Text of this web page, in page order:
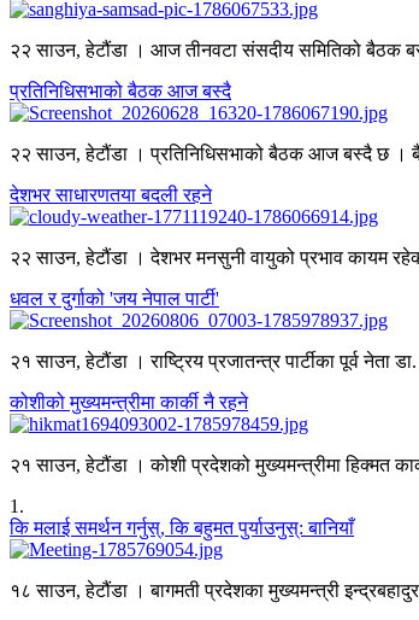
२२ साउन, हेटौंडा । आज तीनवटा संसदीय समितिको बैठक
प्रतिनिधिसभाको बैठक आज बस्दै
२२ साउन, हेटौंडा । प्रतिनिधिसभाको बैठक आज बस्दै छ ।
देशभर साधारणतया बदली रहने
२२ साउन, हेटौंडा । देशभर मनसुनी वायुको प्रभाव कायम
धवल र दुर्गाको 'जय नेपाल पार्टी'
२१ साउन, हेटौंडा । राष्ट्रिय प्रजातन्त्र पार्टीका पूर्व नेता
कोशीको मुख्यमन्त्रीमा कार्की नै रहने
२१ साउन, हेटौंडा । कोशी प्रदेशको मुख्यमन्त्रीमा हिक्मत
1 .
कि मलाई समर्थन गर्नुस्, कि बहुमत पुर्याउनुस्: बानियाँ
१८ साउन, हेटौंडा । बागमती प्रदेशका मुख्यमन्त्री